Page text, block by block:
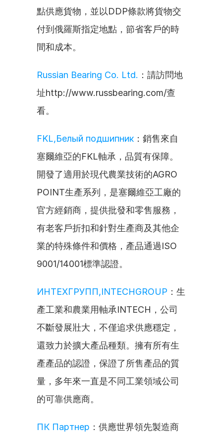
點供應貨物，並以DDP條款將貨物交
付到俄羅斯指定地點，節省客戶的時
間和成本。
Russian Bearing Co. Ltd. ：請訪問地
址http://www.russbearing.com/查
看。
FKL,Белый подшипник ：銷售來自
塞爾維亞的FKL軸承，品質有保障。
開發了適用於現代農業技術的AGRO
POINT生產系列，是塞爾維亞工廠的
官方經銷商，提供批發和零售服務，
有老客戶折扣和針對生產商及其他企
業的特殊條件和價格，產品通過ISO
9001/14001標準認證。
ИНТЕХГРУПП,INTECHGROUP ：生
產工業和農業用軸承INTECH，公司
不斷發展壯大，不僅追求供應穩定，
還致力於擴大產品種類。擁有所有生
產產品的認證，保證了所售產品的質
量，多年來一直是不同工業領域公司
的可靠供應商。
ПК Партнер ：供應世界領先製造商